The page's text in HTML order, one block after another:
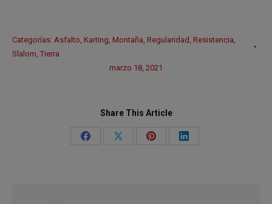
Categorías: Asfalto, Karting, Montaña, Regularidad , Resistencia,
Slalom, Tierra
marzo 18, 2021
Share This Article
Share
Share
Share
Share